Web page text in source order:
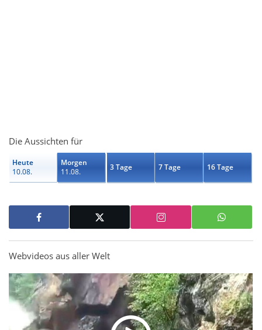
Die Aussichten für
Heute
10.08.
Morgen
11.08.
3 Tage 7 Tage 16 Tage
Webvideos aus aller Welt